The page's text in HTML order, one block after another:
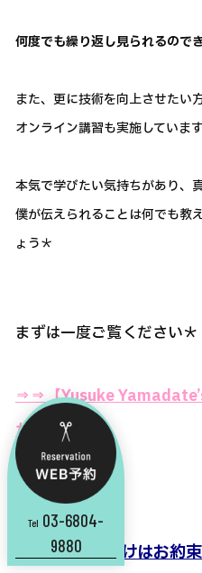
何度でも繰り返し見られるので
また、更に技術を向上させたい
オンライン講習も実施しています
本気で学びたい気持ちがあり、
僕が伝えられることは何でも教
ょう＊
まずは一度ご覧ください＊
⇒⇒【Yusuke
から
||この2点だけはお約
Tel 03-6804-
9880